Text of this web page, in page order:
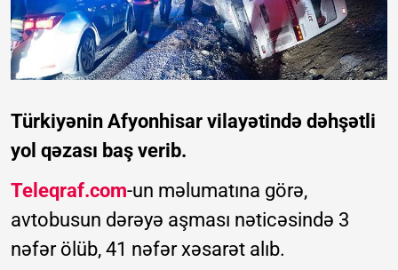
Türkiyənin Afyonhisar vilayətində dəhşətli
yol qəzası baş verib.
Teleqraf.com-un məlumatına görə,
avtobusun dərəyə aşması nəticəsində 3
nəfər ölüb, 41 nəfər xəsarət alıb.